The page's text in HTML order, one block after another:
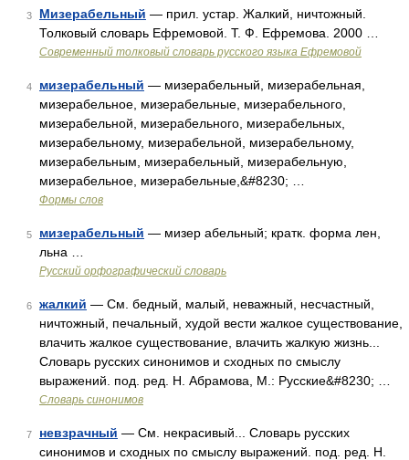
3 Мизерабельный — прил. устар. Жалкий, ничтожный.
Толковый словарь Ефремовой. Т. Ф. Ефремова. 2000 …
Современный толковый словарь русского языка Ефремовой
4 мизерабельный — мизерабельный, мизерабельная,
мизерабельное, мизерабельные, мизерабельного,
мизерабельной, мизерабельного, мизерабельных,
мизерабельному, мизерабельной, мизерабельному,
мизерабельным, мизерабельный, мизерабельную,
мизерабельное, мизерабельные,&#8230; …
Формы слов
5 мизерабельный — мизер абельный; кратк. форма лен,
льна …
Русский орфографический словарь
6 жалкий — См. бедный, малый, неважный, несчастный,
ничтожный, печальный, худой вести жалкое существование,
влачить жалкое существование, влачить жалкую жизнь...
Словарь русских синонимов и сходных по смыслу
выражений. под. ред. Н. Абрамова, М.: Русские&#8230; …
Словарь синонимов
7 невзрачный — См. некрасивый... Словарь русских
синонимов и сходных по смыслу выражений. под. ред. Н.